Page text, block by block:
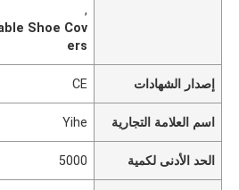
,
Shoe Cov
ers
إصدار الشهادات CE
اسم العلامة التجارية Yihe
الحد الأدنى لكمية 5000